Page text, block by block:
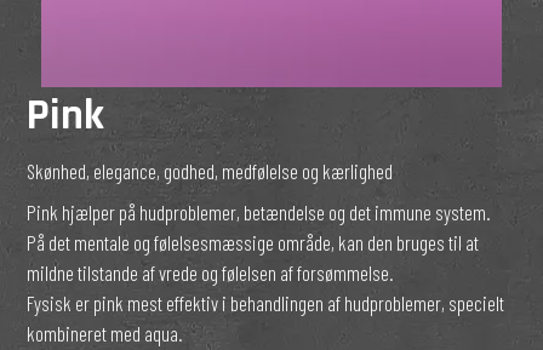
Pink
Skønhed, elegance, godhed, medfølelse og kærlighed
Pink hjælper på hudproblemer, betændelse og det immune system.
På det mentale og følelsesmæssige område, kan den bruges til at
mildne tilstande af vrede og følelsen af forsømmelse.
Fysisk er pink mest effektiv i behandlingen af hudproblemer, specielt
kombineret med aqua.